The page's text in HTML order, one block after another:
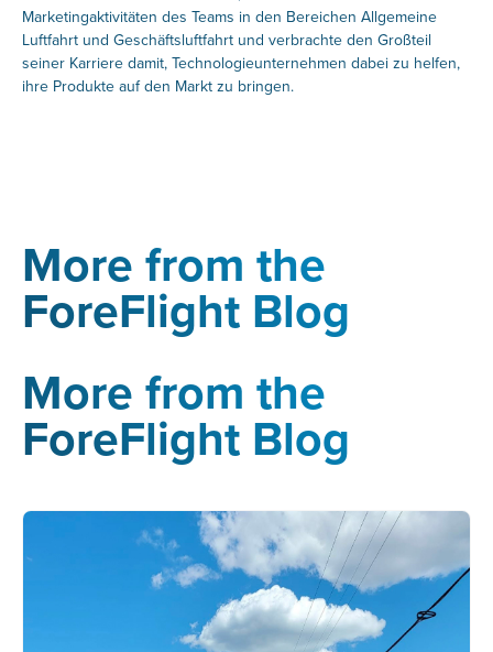
Marketingaktivitäten des Teams in den Bereichen Allgemeine
Luftfahrt und Geschäftsluftfahrt und verbrachte den Großteil
seiner Karriere damit, Technologieunternehmen dabei zu helfen,
ihre Produkte auf den Markt zu bringen.
More from the
ForeFlight Blog
More from the
ForeFlight Blog